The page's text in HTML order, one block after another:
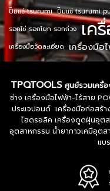
ปั๊มแช่ tsurumi ปั๊มแช่ tsurumi
รอกโซ่ รอกโยก รอกถ่วง เค
เครื่องมือวัดละเอียด เครื่องมือ
TPQTOOLS ศูนย์รวมเครื่
ช่าง เครื่องมือไฟฟ้า-ไร้สาย
ประแจปอนด์ เครื่องมือก่อสร้
ไฮดรอลิค เครื่องดูดฝุ่นอุต
อุตสาหกรรม น้ำยากาวเคมีอุต
แบ